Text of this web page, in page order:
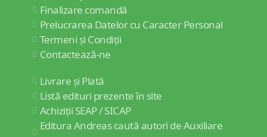
Finalizare comandă
Prelucrarea Datelor cu Caracter Personal
Termeni și Condiții
Contactează-ne
Livrare și Plată
Listă edituri prezente în site
Achiziții SEAP / SICAP
Editura Andreas caută autori de Auxiliare